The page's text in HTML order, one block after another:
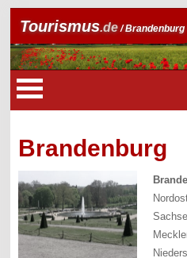
Tourismus.de/ Brandenburg
Brandenburg